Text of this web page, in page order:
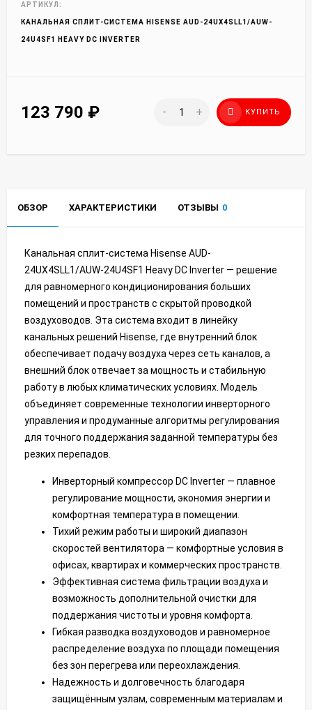
АРТИКУЛ:
КАНАЛЬНАЯ СПЛИТ-СИСТЕМА HISENSE AUD-24UX4SLL1/AUW-
24U4SF1 HEAVY DC INVERTER
123 790 ₽ - + КУПИТЬ
ОБЗОР ХАРАКТЕРИСТИКИ ОТЗЫВЫ 0
Канальная сплит-система Hisense AUD-
24UX4SLL1/AUW-24U4SF1 Heavy DC Inverter — решение
для равномерного кондиционирования больших
помещений и пространств с скрытой проводкой
воздуховодов. Эта система входит в линейку
канальных решений Hisense, где внутренний блок
обеспечивает подачу воздуха через сеть каналов, а
внешний блок отвечает за мощность и стабильную
работу в любых климатических условиях. Модель
объединяет современные технологии инверторного
управления и продуманные алгоритмы регулирования
для точного поддержания заданной температуры без
резких перепадов.
Инверторный компрессор DC Inverter — плавное
регулирование мощности, экономия энергии и
комфортная температура в помещении.
Тихий режим работы и широкий диапазон
скоростей вентилятора — комфортные условия в
офисах, квартирах и коммерческих пространств.
Эффективная система фильтрации воздуха и
возможность дополнительной очистки для
поддержания чистоты и уровня комфорта.
Гибкая разводка воздуховодов и равномерное
распределение воздуха по площади помещения
без зон перегрева или переохлаждения.
Надежность и долговечность благодаря
защищённым узлам, современным материалам и